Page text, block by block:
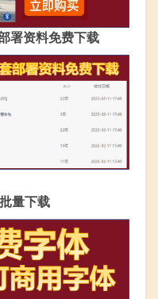
署资料免费下载
量下载